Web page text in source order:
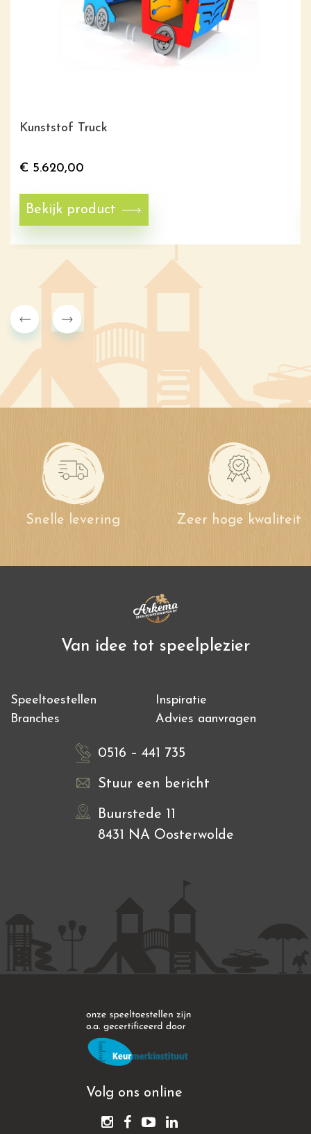
Kunststof Truck
€ 5.620,00
Bekijk product
Snelle levering Zeer hoge kwaliteit
Van idee tot speelplezier
Speeltoestellen
Inspiratie
Branches
Advies aanvragen
0516 – 441 735
Stuur een bericht
Buurstede 11
8431 NA Oosterwolde
Volg ons online